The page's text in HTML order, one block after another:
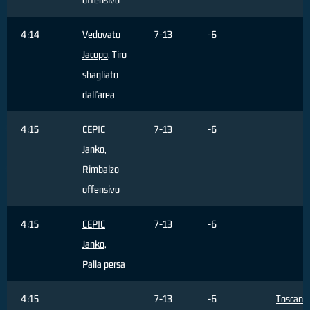
4:14
Vedovato
Jacopo, Tiro
sbagliato
dall'area
7-13 -6
4:15
CEPIC
Janko,
Rimbalzo
offensivo
7-13 -6
4:15
CEPIC
Janko,
Palla persa
7-13 -6
4:15 7-13 -6
Toscano